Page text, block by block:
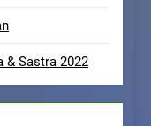
& Sastra 2022